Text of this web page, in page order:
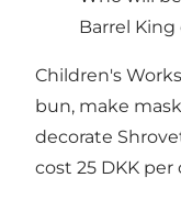
Barrel King
Children's
bun, make
decorate
cost 25 DKK per